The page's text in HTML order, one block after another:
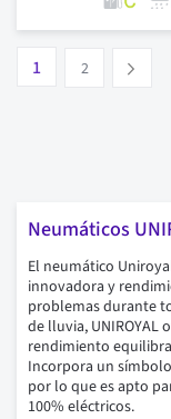
Vous lisez
1 2
Neumáticos
El neumático
innovadora y
problemas durante
de lluvia, UNIROYAL
rendimiento
Incorpora un
por lo que es apto
100% eléctricos.